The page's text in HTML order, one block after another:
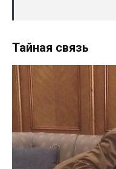
Тайная связь